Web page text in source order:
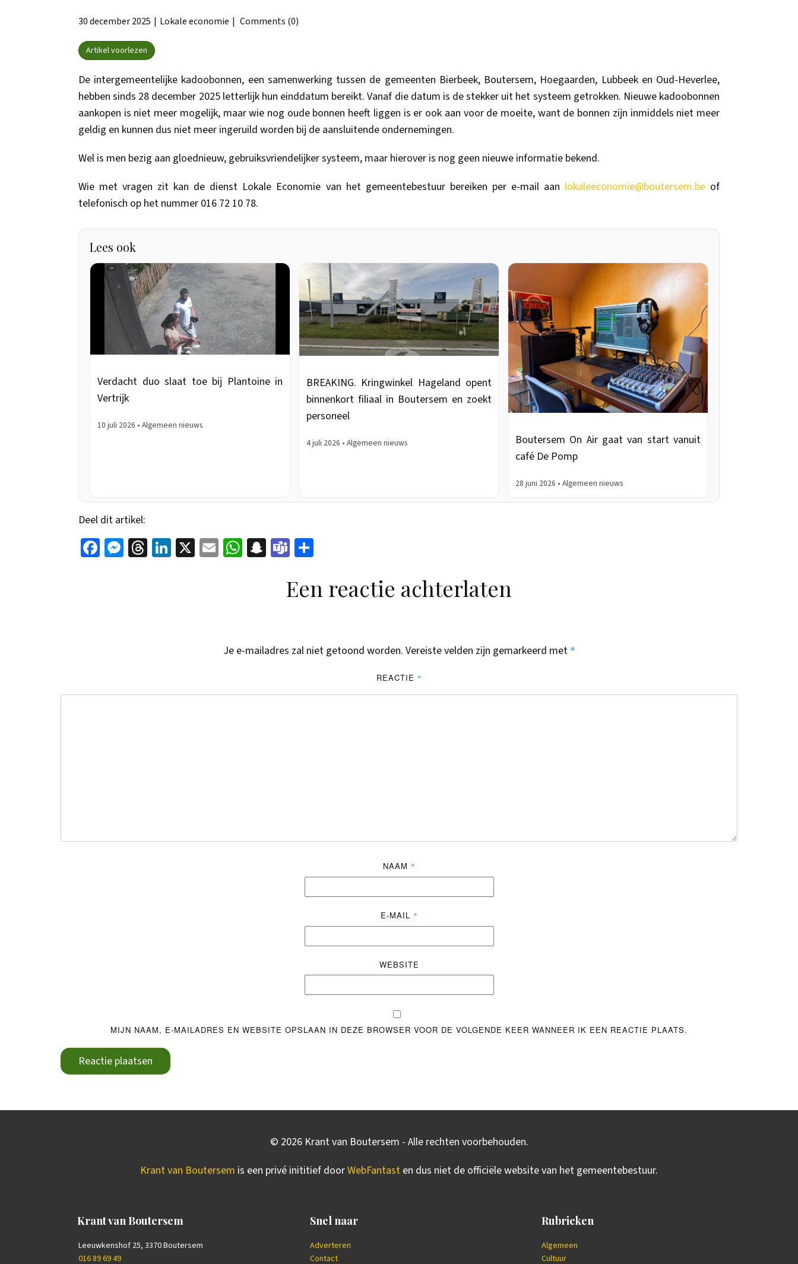
30 december 2025 Lokale economie Comments (0)
Artikel voorlezen
De intergemeentelijke kadoobonnen, een samenwerking tussen de gemeenten Bierbeek, Boutersem, Hoegaarden, Lubbeek en Oud-Heverlee,
hebben sinds 28 december 2025 letterlijk hun einddatum bereikt. Vanaf die datum is de stekker uit het systeem getrokken. Nieuwe kadoobonnen
aankopen is niet meer mogelijk, maar wie nog oude bonnen heeft liggen is er ook aan voor de moeite, want de bonnen zijn inmiddels niet meer
geldig en kunnen dus niet meer ingeruild worden bij de aansluitende ondernemingen.
Wel is men bezig aan gloednieuw, gebruiksvriendelijker systeem, maar hierover is nog geen nieuwe informatie bekend.
Wie met vragen zit kan de dienst Lokale Economie van het gemeentebestuur bereiken per e-mail aan lokaleeconomie@boutersem.beof
telefonisch op het nummer 016 72 10 78.
Lees ook
Verdacht duo slaat toe bij Plantoine in
Vertrijk
10 juli 2026 • Algemeen nieuws
BREAKING. Kringwinkel Hageland opent
binnenkort filiaal in Boutersem en zoekt
personeel
4 juli 2026 • Algemeen nieuws
Boutersem On Air gaat van start vanuit
café De Pomp
28 juni 2026 • Algemeen nieuws
Deel dit artikel:
Fac
Mes
Thr
Link
Em
Wha
Sna
Tea
Een reactie achterlaten
Je e-mailadres zal niet getoond worden. Vereiste velden zijn gemarkeerd met *
REACTIE *
NAAM *
E-MAIL *
WEBSITE
MIJN NAAM, E-MAILADRES EN WEBSITE OPSLAAN IN DEZE BROWSER VOOR DE VOLGENDE KEER WANNEER IK EEN REACTIE PLAATS.
Reactie plaatsen
© 2026Krant van Boutersem - Alle rechten voorbehouden.
Krant van Boutersem is een privé inititief doorWebFantast en dus niet de officiële website van het gemeentebestuur.
Krant van Boutersem
Leeuwkenshof 25, 3370 Boutersem
016 89 69 49
Snel naar
Adverteren
Contact
Rubrieken
Algemeen
Cultuur